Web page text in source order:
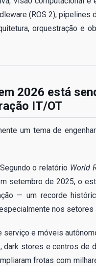
(ROS 2),
orquestração e
2026 está
IT/OT
um tema de
o relatório World
setembro de 2025, o
— um recorde
nos
serviço e móveis
dark stores e centros de
frotas com